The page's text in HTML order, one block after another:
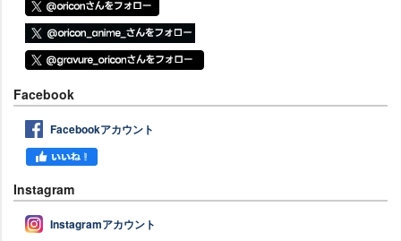
Facebook
Facebookアカウント
Instagram
Instagramアカウント